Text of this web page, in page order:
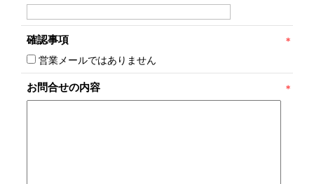
確認事項
営業メールではありません
お問合せの内容